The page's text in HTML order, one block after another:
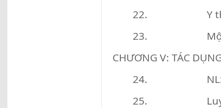
22. Y thuật
23. Một số
CHƯƠNG V: TÁC
24. NLSH -
25. Luyện